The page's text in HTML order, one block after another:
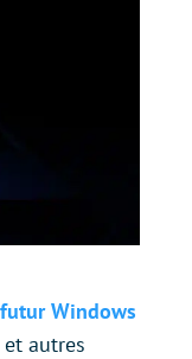
Windows
autres